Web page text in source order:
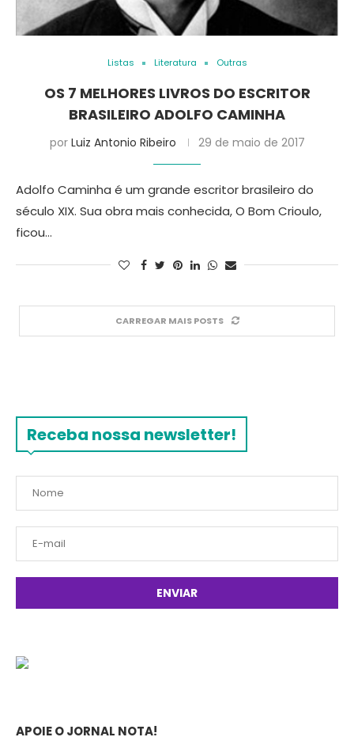
Listas Literatura Outras
OS 7 MELHORES LIVROS DO ESCRITOR
BRASILEIRO ADOLFO CAMINHA
por Luiz Antonio Ribeiro 29 de maio de 2017
Adolfo Caminha é um grande escritor brasileiro do
século XIX. Sua obra mais conhecida, O Bom Crioulo,
ficou…
CARREGAR MAIS POSTS
Receba nossa newsletter!
APOIE O JORNAL NOTA!